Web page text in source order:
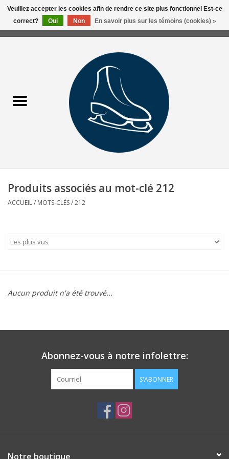
0 Articles - 0,00$CA
Liquidation/Clearance
Patins Usagés
Hockey
Signature
Rendez-vous achat de patins
Produits associés au mot-clé 212
ACCUEIL/ MOTS-CLÉS/212
Aucun produit n'a été trouvé...
Abonnez-vous à notre infolettre:
S'ABONNER
Notre boutique
Veuillez accepter les cookies afin de rendre ce site plus fonctionnel Est-ce
correct?
Oui Non En savoir plus sur les témoins (cookies) »